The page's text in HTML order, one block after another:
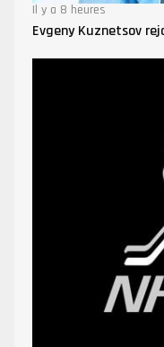
Il y a 8 heures
Evgeny Kuznetsov